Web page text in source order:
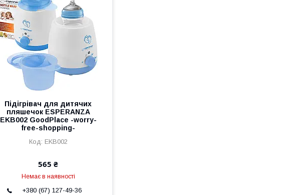
Підігрівач для дитячих
пляшечок ESPERANZA
EKB002 GoodPlace -worry-
free-shopping-
EKB002
565 ₴
Немає в наявності
+380 (67) 127-49-36